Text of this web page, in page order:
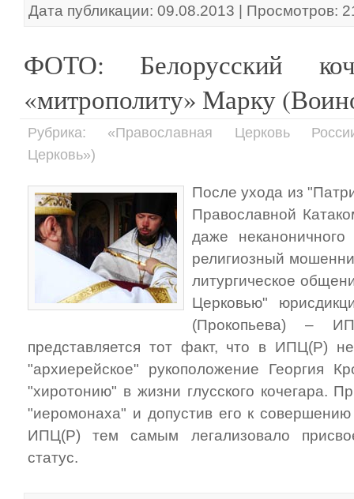
Дата публикации: 09.08.2013 | Просмотров:
ФОТО: Белорусский
«митрополиту» Марку
Рубрика: «Православная Церковь
Церковь»)
После ухода из
Православной
даже неканоничного
религиозный
литургическое
Церковью"
(Прокопьева) –
представляется тот факт, что в ИПЦ(Р)
"архиерейское" рукоположение Георгия
"хиротонию" в жизни глусского кочегара.
"иеромонаха" и допустив его к совершению
ИПЦ(Р) тем самым легализовало
статус.